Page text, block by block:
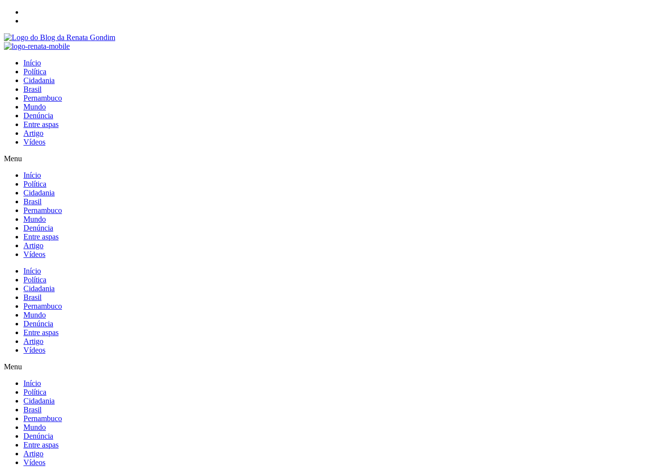
Início
Política
Cidadania
Brasil
Pernambuco
Mundo
Denúncia
Entre aspas
Artigo
Vídeos
Menu
Início
Política
Cidadania
Brasil
Pernambuco
Mundo
Denúncia
Entre aspas
Artigo
Vídeos
Início
Política
Cidadania
Brasil
Pernambuco
Mundo
Denúncia
Entre aspas
Artigo
Vídeos
Menu
Início
Política
Cidadania
Brasil
Pernambuco
Mundo
Denúncia
Entre aspas
Artigo
Vídeos